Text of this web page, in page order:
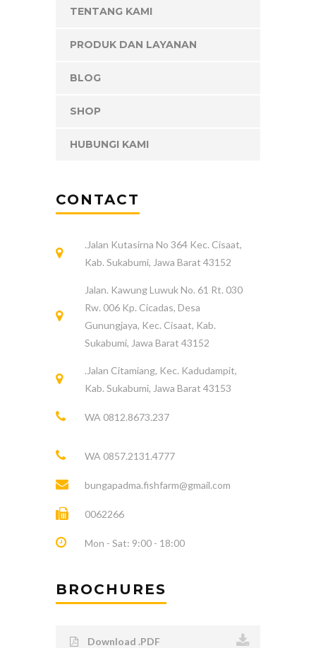
TENTANG KAMI
PRODUK DAN LAYANAN
BLOG
SHOP
HUBUNGI KAMI
CONTACT
.Jalan Kutasirna No 364 Kec. Cisaat,
Kab. Sukabumi, Jawa Barat 43152
Jalan. Kawung Luwuk No. 61 Rt. 030
Rw. 006 Kp. Cicadas, Desa
Gunungjaya, Kec. Cisaat, Kab.
Sukabumi, Jawa Barat 43152
.Jalan Citamiang, Kec. Kadudampit,
Kab. Sukabumi, Jawa Barat 43153
WA 0812.8673.237
WA 0857.2131.4777
bungapadma.fishfarm@gmail.com
0062266
Mon - Sat: 9:00 - 18:00
BROCHURES
Download .PDF